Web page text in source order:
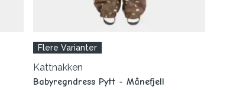
Flere Varianter
Kattnakken
Babyregndress Pytt - Månefjell